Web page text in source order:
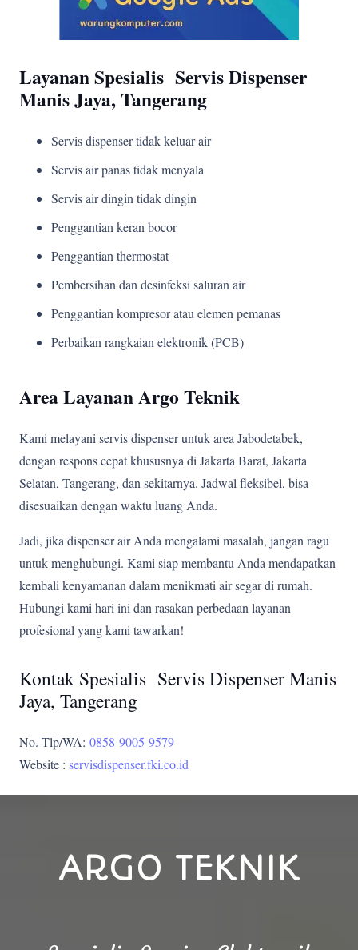
Layanan Spesialis Servis Dispenser
Manis Jaya, Tangerang
Servis dispenser tidak keluar air
Servis air panas tidak menyala
Servis air dingin tidak dingin
Penggantian keran bocor
Penggantian thermostat
Pembersihan dan desinfeksi saluran air
Penggantian kompresor atau elemen pemanas
Perbaikan rangkaian elektronik (PCB)
Area Layanan Argo Teknik
Kami melayani servis dispenser untuk area Jabodetabek,
dengan respons cepat khususnya di Jakarta Barat, Jakarta
Selatan, Tangerang, dan sekitarnya. Jadwal fleksibel, bisa
disesuaikan dengan waktu luang Anda.
Jadi, jika dispenser air Anda mengalami masalah, jangan ragu
untuk menghubungi. Kami siap membantu Anda mendapatkan
kembali kenyamanan dalam menikmati air segar di rumah.
Hubungi kami hari ini dan rasakan perbedaan layanan
profesional yang kami tawarkan!
Kontak Spesialis Servis Dispenser Manis
Jaya, Tangerang
No. Tlp/WA: 0858-9005-9579
Website : servisdispenser.fki.co.id
ARGO TEKNIK